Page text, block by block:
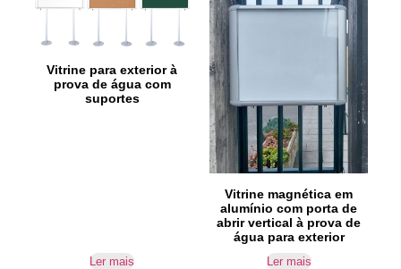
Vitrine para exterior à
prova de água com
suportes
Ler mais
Vitrine magnética em
alumínio com porta de
abrir vertical à prova de
água para exterior
Ler mais